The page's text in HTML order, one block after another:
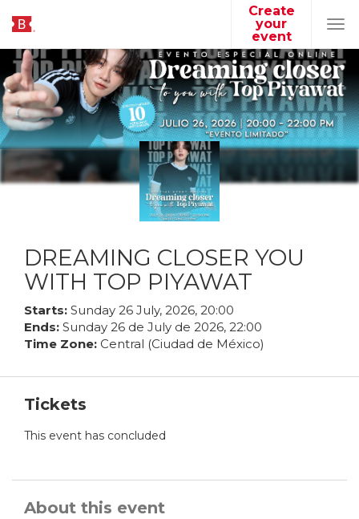
Create
your
event
DREAMING CLOSER YOU
WITH TOP PIYAWAT
Starts: Sunday 26 July, 2026, 20:00
Ends: Sunday 26 de July de 2026, 22:00
Time Zone: Central (Ciudad de México)
Tickets
This event has concluded
About this event